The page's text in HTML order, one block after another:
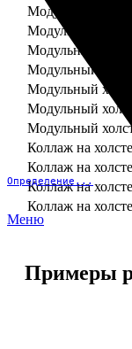
Определение...
Меню
Модульный холст
Модульный холст
Модульный
Модульный
Модульный
Модульный
Модульный
Коллаж на холсте
Коллаж на холсте
Коллаж на
Коллаж на
Примеры